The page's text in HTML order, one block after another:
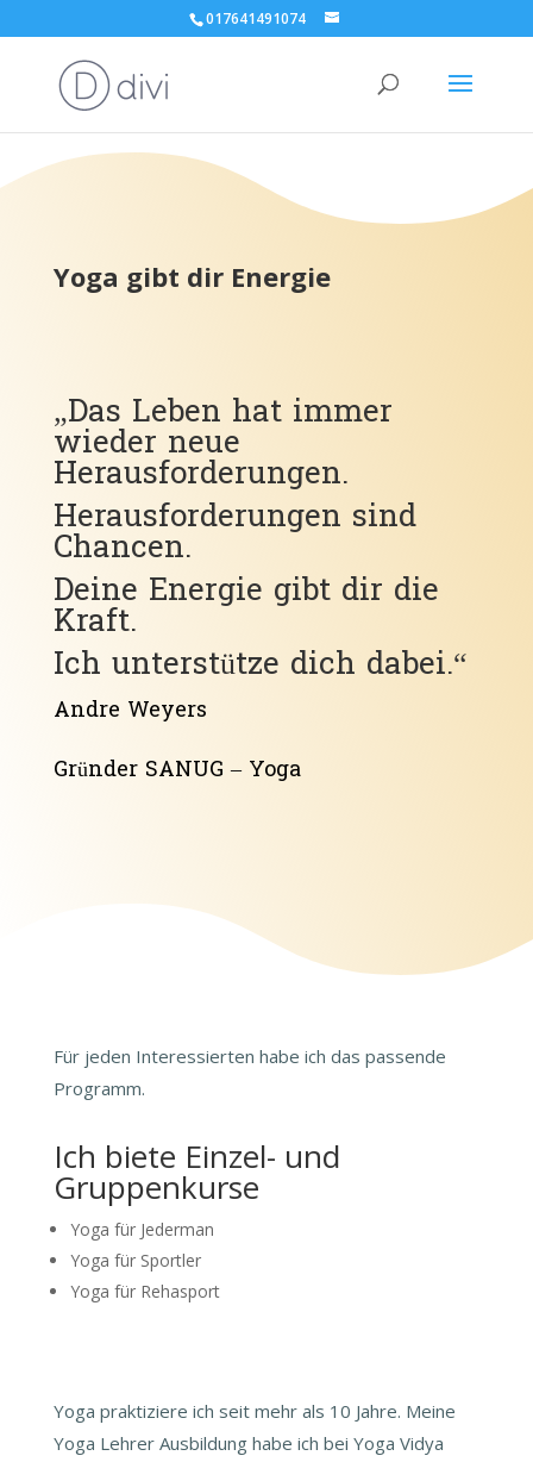
017641491074
Yoga gibt dir Energie
„Das Leben hat immer
wieder neue
Herausforderungen.
Herausforderungen sind
Chancen.
Deine Energie gibt dir die
Kraft.
Ich unterstütze dich dabei.“
Andre Weyers
Gründer SANUG – Yoga
Für jeden Interessierten habe ich das passende
Programm.
Ich biete Einzel- und
Gruppenkurse
Yoga für Jederman
Yoga für Sportler
Yoga für Rehasport
Yoga praktiziere ich seit mehr als 10 Jahre. Meine
Yoga Lehrer Ausbildung habe ich bei Yoga Vidya